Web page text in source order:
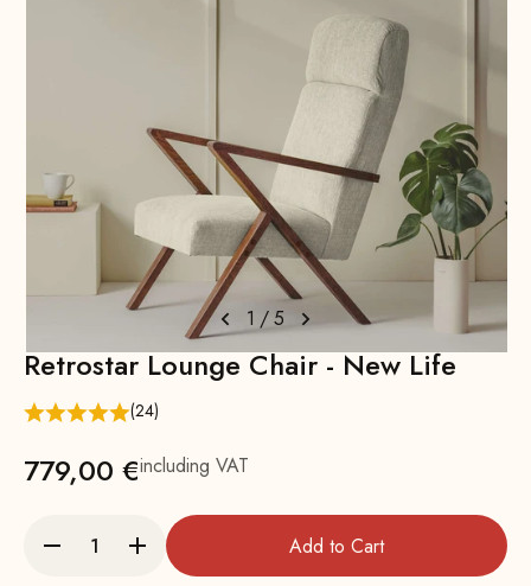
1 /5
Retrostar Lounge Chair - New Life
(24)
779,00 €including VAT
Add to Cart